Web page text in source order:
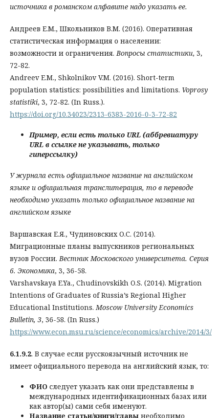
источника в романском алфавите надо указать ее.
Андреев Е.М., Школьников В.М. (2016). Оперативная
статистическая информация о населении:
возможности и ограничения.Вопросы статистики, 3,
72-82.
Andreev E.M., Shkolnikov V.M. (2016). Short-term
population statistics: possibilities and limitations. Voprosy
statistiki, 3, 72-82. (In Russ.).
https://doi.org/10.34023/2313-6383-2016-0-3-72-82
Пример, если есть только URL (аббревиатуру
URL в ссылке не указывать, только
гиперссылку)
У журнала есть официальное название на английском
языке и официальная транслитерация, то в переводе
необходимо указать только официальное название на
английском языке
Варшавская Е.Я., Чудиновских О.С. (2014).
Миграционные планы выпускников региональных
вузов России.Вестник Московского университета. Серия
6. Экономика, 3, 36-58.
Varshavskaya E.Ya., Chudinovskikh O.S. (2014). Migration
Intentions of Graduates of Russia’s Regional Higher
Educational Institutions.Moscow University Economics
Bulletin, 3, 36-58. (In Russ.)
https://www.econ.msu.ru/science/economics/archive/2014/3/
6.1.9.2. В случае если русскоязычный источник не
имеет официального перевода на английский язык, то:
ФИО следует указать как они представлены в
международных идентификационных базах или
как автор(ы) сами себя именуют.
Название статьи/книги/главы необходимо